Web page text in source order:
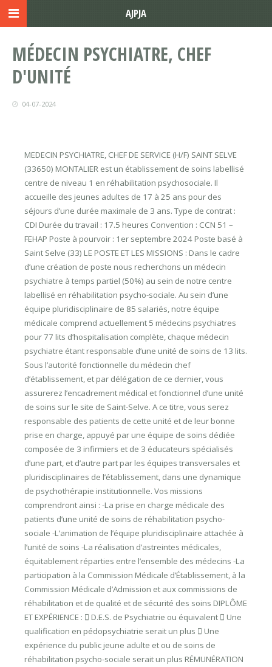
MÉDECIN PSYCHIATRE, CHEF
D'UNITÉ
04-07-2024
MEDECIN PSYCHIATRE, CHEF DE SERVICE (H/F) SAINT SELVE
(33650) MONTALIER est un établissement de soins labellisé
centre de niveau 1 en réhabilitation psychosociale. Il
accueille des jeunes adultes de 17 à 25 ans pour des
séjours d’une durée maximale de 3 ans. Type de contrat :
CDI Durée du travail : 17.5 heures Convention : CCN 51 –
FEHAP Poste à pourvoir : 1er septembre 2024 Poste basé à
Saint Selve (33) LE POSTE ET LES MISSIONS : Dans le cadre
d’une création de poste nous recherchons un médecin
psychiatre à temps partiel (50%) au sein de notre centre
labellisé en réhabilitation psycho-sociale. Au sein d’une
équipe pluridisciplinaire de 85 salariés, notre équipe
médicale comprend actuellement 5 médecins psychiatres
pour 77 lits d’hospitalisation complète, chaque médecin
psychiatre étant responsable d’une unité de soins de 13 lits.
Sous l’autorité fonctionnelle du médecin chef
d’établissement, et par délégation de ce dernier, vous
assurerez l’encadrement médical et fonctionnel d’une unité
de soins sur le site de Saint-Selve. A ce titre, vous serez
responsable des patients de cette unité et de leur bonne
prise en charge, appuyé par une équipe de soins dédiée
composée de 3 infirmiers et de 3 éducateurs spécialisés
d’une part, et d’autre part par les équipes transversales et
pluridisciplinaires de l’établissement, dans une dynamique
de psychothérapie institutionnelle. Vos missions
comprendront ainsi : -La prise en charge médicale des
patients d’une unité de soins de réhabilitation psycho-
sociale -L’animation de l’équipe pluridisciplinaire attachée à
l’unité de soins -La réalisation d’astreintes médicales,
équitablement réparties entre l’ensemble des médecins -La
participation à la Commission Médicale d’Établissement, à la
Commission Médicale d’Admission et aux commissions de
réhabilitation et de qualité et de sécurité des soins DIPLÔME
ET EXPÉRIENCE :  D.E.S. de Psychiatrie ou équivalent  Une
qualification en pédopsychiatrie serait un plus  Une
expérience du public jeune adulte et ou de soins de
réhabilitation psycho-sociale serait un plus RÉMUNÉRATION
AJPJA